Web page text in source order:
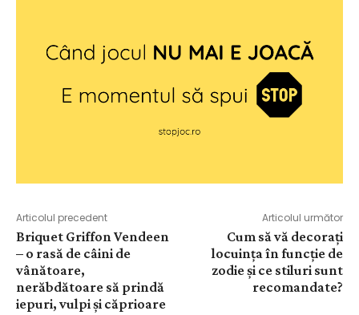
Articolul precedent
Briquet Griffon Vendeen
– o rasă de câini de
vânătoare,
nerăbdătoare să prindă
iepuri, vulpi și căprioare
Articolul următor
Cum să vă decorați
locuința în funcție de
zodie și ce stiluri sunt
recomandate?